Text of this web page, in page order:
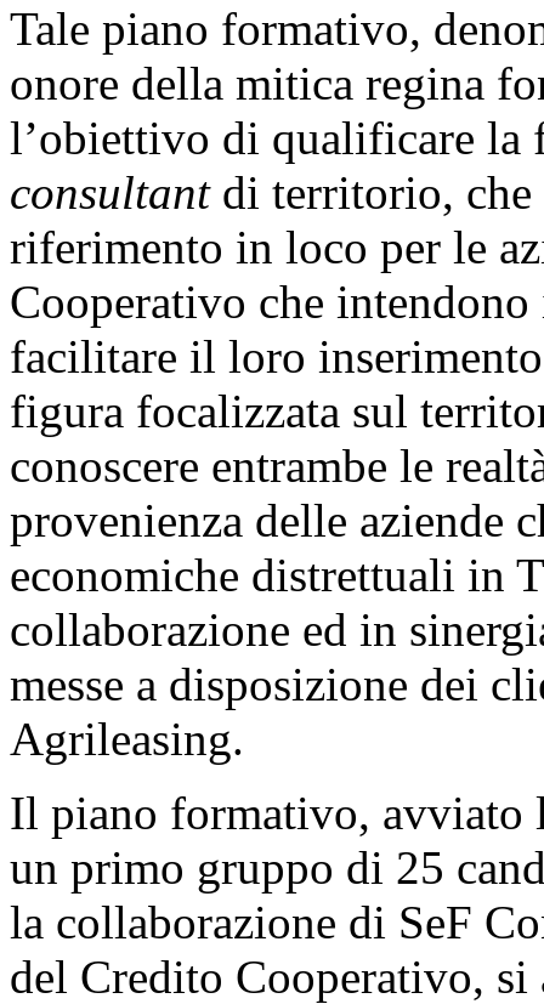
Tale piano formativo,
onore della mitica regina
l’obiettivo di qualificare
consultantdi territorio, che
riferimento in loco per le
Cooperativo che
facilitare il loro
figura focalizzata sul
conoscere entrambe le
provenienza delle aziende
economiche distrettuali in
collaborazione ed in
messe a disposizione dei
Agrileasing.
Il piano formativo, avviato
un primo gruppo di 25
la collaborazione di SeF
del Credito Cooperativo,